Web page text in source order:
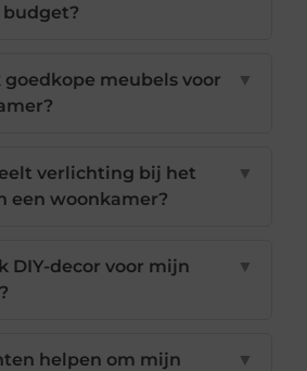
goedkope meubels voor
▼
verlichting bij het
een woonkamer?
▼
DIY-decor voor mijn
▼
helpen om mijn
▼